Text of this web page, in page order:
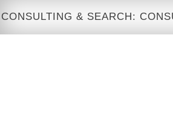
& SEARCH: